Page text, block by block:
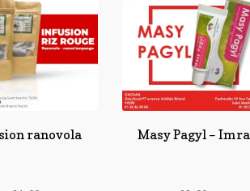
ranovola Masy Pagyl – Imra